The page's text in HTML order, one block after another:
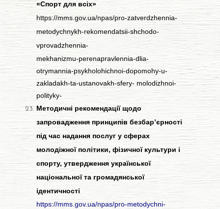
«Спорт для всіх»
https://mms.gov.ua/npas/pro-zatverdzhennia-
metodychnykh-rekomendatsii-shchodo-
vprovadzhennia-
mekhanizmu-perenapravlennia-dlia-
otrymannia-psykholohichnoi-dopomohy-u-
zakladakh-ta-ustanovakh-sfery- molodizhnoi-
polityky-
Методичні рекомендації щодо
запровадження принципів безбар’єрності
під час надання послуг у сферах
молодіжної політики, фізичної культури і
спорту, утвердження української
національної та громадянської
ідентичності
https://mms.gov.ua/npas/pro-metodychni-